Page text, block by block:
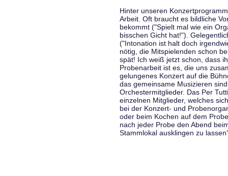
Hinter unseren
Arbeit. Oft braucht es bildliche
bekommt ("Spielt mal wie ein
bisschen Gicht hat!").
("Intonation ist halt doch
nötig, die Mitspielenden schon
spät! Ich weiß jetzt schon, dass
Probenarbeit ist es, die uns
gelungenes Konzert auf die
das gemeinsame Musizieren
Orchestermitglieder. Das Per
einzelnen Mitglieder, welches
bei der Konzert- und
oder beim Kochen auf dem
nach jeder Probe den Abend
Stammlokal ausklingen zu